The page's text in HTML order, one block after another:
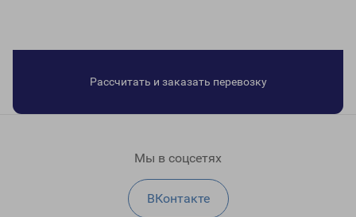
Рассчитать и заказать перевозку
Мы в соцсетях
ВКонтакте